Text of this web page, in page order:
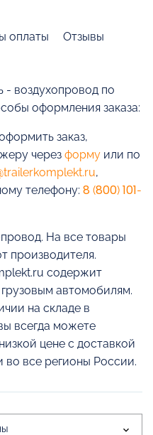
оплаты
Отзывы
- воздухопровод по
оформления заказа:
заказ,
через форму или по
,
телефону: 8 (800) 101-
На все товары
производителя.
содержит
грузовым автомобилям.
на складе в
всегда можете
цене с доставкой
все регионы России.